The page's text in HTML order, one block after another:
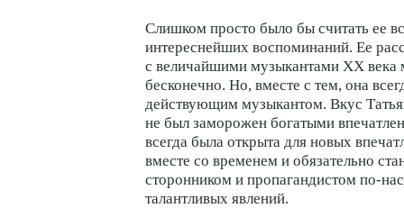
Слишком просто было бы считать ее
интереснейших воспоминаний. Ее
с величайшими музыкантами XX
бесконечно. Но, вместе с тем, она
действующим музыкантом. Вкус
не был заморожен богатыми
всегда была открыта для новых
вместе со временем и обязательно
сторонником и пропагандистом по-
талантливых явлений.